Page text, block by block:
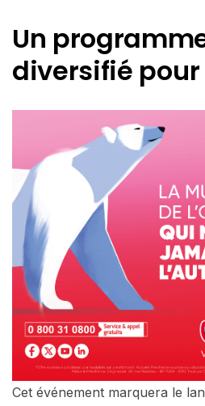
Un
diversifié pour
Cet événement marquera le